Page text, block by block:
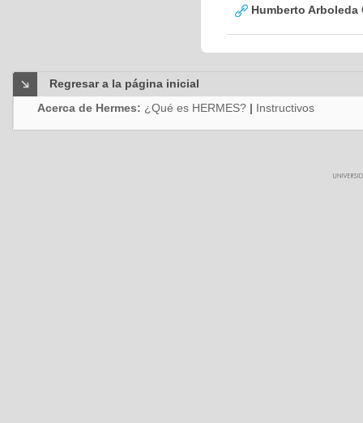
Humberto Arboleda
Regresar a la página inicial
Acerca de Hermes: ¿Qué es HERMES? | Instructivos